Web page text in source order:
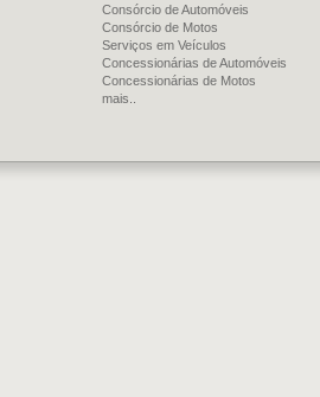
Consórcio de Automóveis
Consórcio de Motos
Serviços em Veículos
Concessionárias de Automóveis
Concessionárias de Motos
mais..